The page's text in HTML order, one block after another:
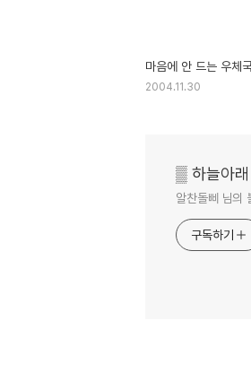
마음에 안 드는 우체
2004.11.30
▒ 하늘아
알찬돌삐 님의
구독하기